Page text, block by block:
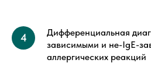
Дифференциальная
зависимыми и не-IgE-
аллергических реакций